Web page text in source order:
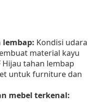
lembap: Kondisi udara
material kayu
tahan lembap
untuk furniture dan
mebel terkenal: